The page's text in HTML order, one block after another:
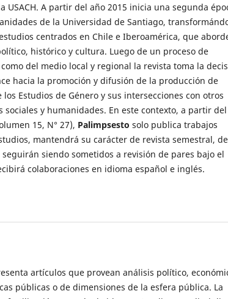
USACH. A partir del año 2015 inicia una segunda
de la Universidad de Santiago,
centrados en Chile e Iberoamérica, que
histórico y cultura. Luego de un proceso de
del medio local y regional la revista toma la
hacia la promoción y difusión de la producción de
Estudios de Género y sus intersecciones con otros
sociales y humanidades. En este contexto, a partir del
15, N° 27), Palimpsesto solo publica trabajos
mantendrá su carácter de revista semestral, de
siendo sometidos a revisión de pares bajo el
colaboraciones en idioma español e inglés.
artículos que provean análisis político,
públicas o de dimensiones de la esfera pública. La